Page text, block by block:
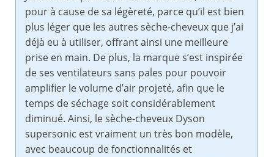
pour à cause de sa légèreté, parce qu’il est bien
plus léger que les autres sèche-cheveux que j’ai
déjà eu à utiliser, offrant ainsi une meilleure
prise en main. De plus, la marque s’est inspirée
de ses ventilateurs sans pales pour pouvoir
amplifier le volume d’air projeté, afin que le
temps de séchage soit considérablement
diminué. Ainsi, le sèche-cheveux Dyson
supersonic est vraiment un très bon modèle,
avec beaucoup de fonctionnalités et